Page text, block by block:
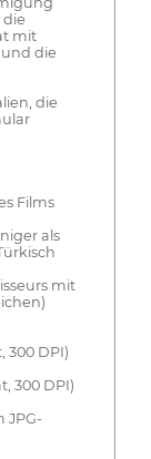
die
mit
die
die
Films
als
mit
300 DPI)
300 DPI)
JPG-